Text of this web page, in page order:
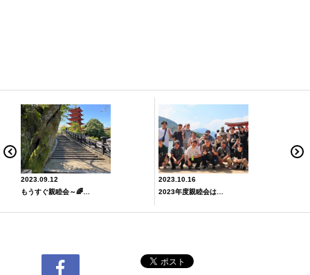
2023.09.12
もうすぐ親睦会～🌈下見に行ってきました🎵
2023.10.16
2023年度親睦会は『なぞときin宮島🦌🍁』前編